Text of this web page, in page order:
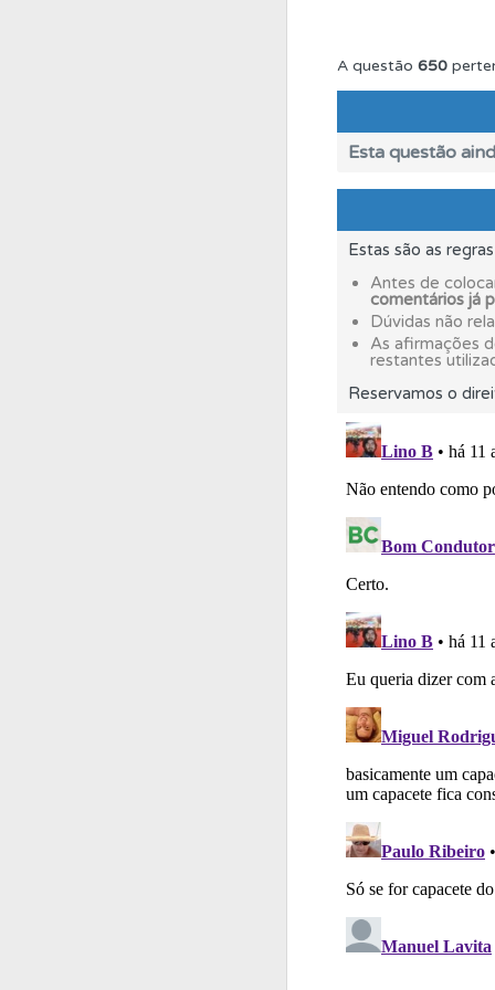
Crie uma
Testemunhos Veja
O teste
Questões As
O Índice
Biblioteca
Perfil Veja as
Testes
A questão 650
Esta questão
Estas são as
Antes de
comentários já
Dúvidas não
As afirmações
restantes
Reservamos o